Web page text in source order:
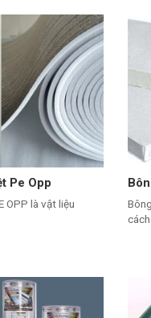
Pe Opp
OPP là vật liệu
cách